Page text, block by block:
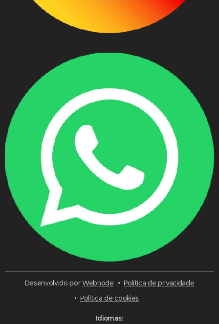
Desenvolvido porWebnode
Política de privacidade
Política de cookies
Idiomas